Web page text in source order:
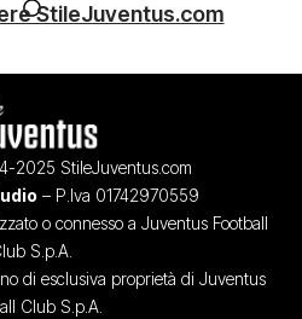
StileJuventus.com
2025 StileJuventus.com
– P.Iva 01742970559
o connesso a Juventus Football
S.p.A.
di esclusiva proprietà di Juventus
Club S.p.A.